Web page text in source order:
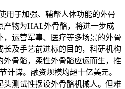
于加强、辅帮人体功能的外骨
产物为HAL外骨骼，将进一步成
，运营军事、医疗等多场景的外骨
长及手艺前进标的目的，科研机构
外骨骼，柔性外骨骼应运而生，推
计谋。融资规模均超十亿美元。
头测试性摆设外骨骼机械人。但难